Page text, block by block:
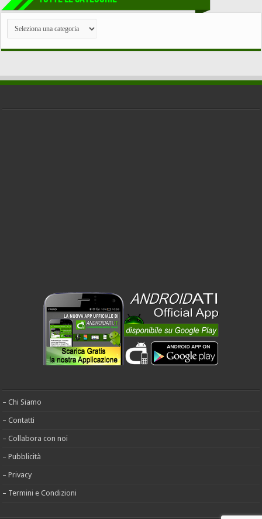
TUTTE
CATEGORIE
– Chi Siamo
– Contatti
– Collabora con noi
– Pubblicità
– Privacy
– Termini e Condizioni